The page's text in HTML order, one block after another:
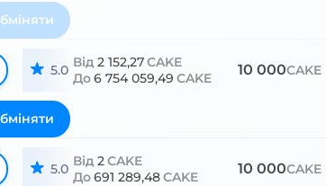
5.0 Від 2 152,27CAKE
До6 754 059,49 CAKE 10 000CAKE
5.0 Від 2CAKE
До691 289,48CAKE 10 000CAKE